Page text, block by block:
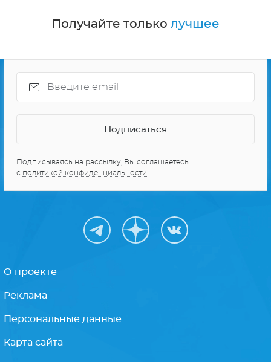
Получайте только лучшее
Подписываясь на рассылку, Вы соглашаетесь
с политикой конфиденциальности
О проекте
Реклама
Персональные данные
Карта сайта